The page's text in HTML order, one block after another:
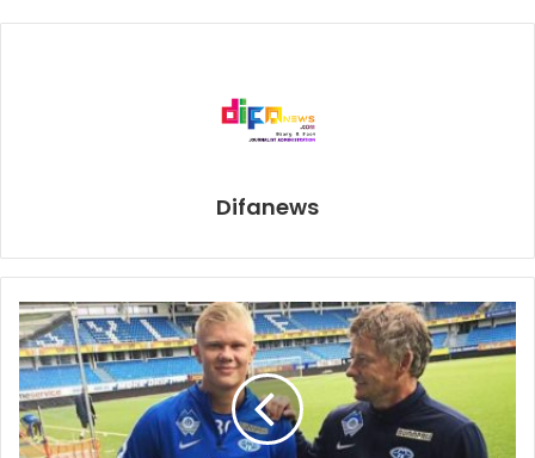
tim-tim dalam laga persahabatan.
menikmati jalannya permainan dan lebih kompak. Ritme
permainan mulai dari pressing sampai transisi bertahan
banyak pressing ke tim. One touch mereka juga cepat dan
terorganisir, jadi kami sering merasa gugup. Namun ini jadi
pengalaman yang baik karena tim-tim wanita Asia
kebanyakan punya pola permainan yang mirip, jadi kami
berlatih untuk menghadapi tekanan seperti itu.”
Difanews